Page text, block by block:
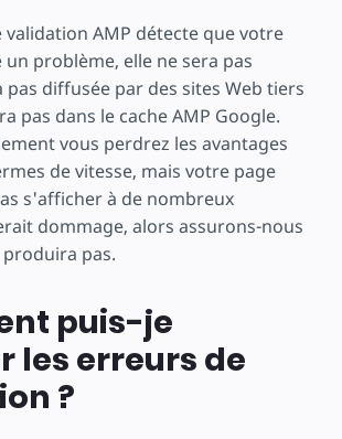
validation AMP détecte que votre
problème, elle ne sera pas
pas diffusée par des sites Web tiers
pas dans le cache AMP Google.
vous perdrez les avantages
de vitesse, mais votre page
s'afficher à de nombreux
dommage, alors assurons-nous
produira pas.
puis-je
les erreurs de
?